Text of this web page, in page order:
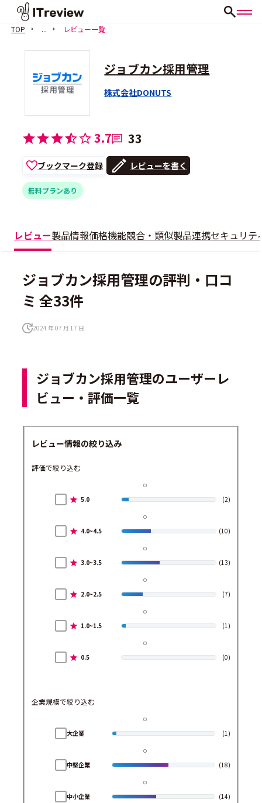
TOP ... レビュー一覧
ジョブカン採用管理
株式会社DONUTS
3.7 33
ブックマーク登録 レビューを書く
無料プランあり
レビュー製品情報価格機能競合・類似製品連携セキュリテ
ジョブカン採用管理の評判・口コ
ミ 全33件
2024 年 07 月 17 日
ジョブカン採用管理のユーザーレ
ビュー・評価一覧
レビュー情報の絞り込み
評価で絞り込む
5.0 (2)
4.0~4.5 (10)
3.0~3.5 (13)
2.0~2.5 (7)
1.0~1.5 (1)
0.5 (0)
企業規模で絞り込む
大企業 (1)
中堅企業 (18)
中小企業 (14)